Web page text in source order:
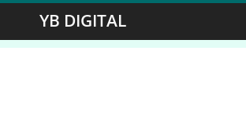
YB DIGITAL